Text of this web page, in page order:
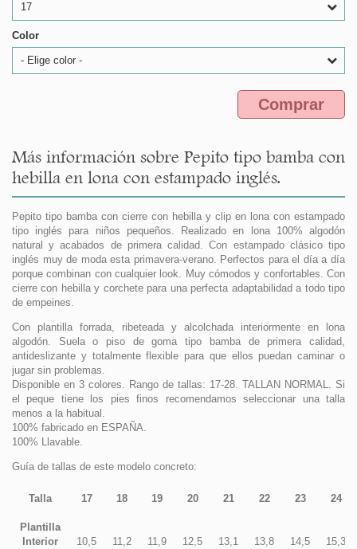
17
Color
- Elige color -
Comprar
Más información sobre Pepito tipo bamba con
hebilla en lona con estampado inglés.
Pepito tipo bamba con cierre con hebilla y clip en lona con estampado
tipo inglés para niños pequeños. Realizado en lona 100% algodón
natural y acabados de primera calidad. Con estampado clásico tipo
inglés muy de moda esta primavera-verano. Perfectos para el día a día
porque combinan con cualquier look. Muy cómodos y confortables. Con
cierre con hebilla y corchete para una perfecta adaptabilidad a todo tipo
de empeines.
Con plantilla forrada, ribeteada y alcolchada interiormente en lona
algodón. Suela o piso de goma tipo bamba de primera calidad,
antideslizante y totalmente flexible para que ellos puedan caminar o
jugar sin problemas.
Disponible en 3 colores. Rango de tallas: 17-28. TALLAN NORMAL. Si
el peque tiene los pies finos recomendamos seleccionar una talla
menos a la habitual.
100% fabricado en ESPAÑA.
100% Llavable.
Guía de tallas de este modelo concreto:
Talla 17 18 19 20 21 22 23 24
Plantilla
Interior
10,5 11,2 11,9 12,5 13,1 13,8 14,5 15,3